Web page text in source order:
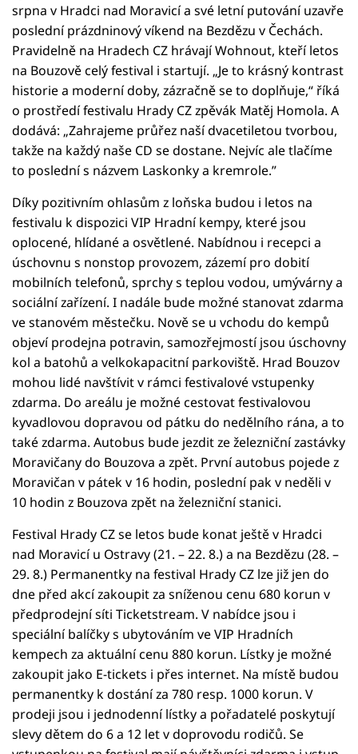
srpna v Hradci nad Moravicí a své letní putování uzavře
poslední prázdninový víkend na Bezdězu v Čechách.
Pravidelně na Hradech CZ hrávají Wohnout, kteří letos
na Bouzově celý festival i startují. „Je to krásný kontrast
historie a moderní doby, zázračně se to doplňuje,“ říká
o prostředí festivalu Hrady CZ zpěvák Matěj Homola. A
dodává: „Zahrajeme průřez naší dvacetiletou tvorbou,
takže na každý naše CD se dostane. Nejvíc ale tlačíme
to poslední s názvem Laskonky a kremrole.”
Díky pozitivním ohlasům z loňska budou i letos na
festivalu k dispozici VIP Hradní kempy, které jsou
oplocené, hlídané a osvětlené. Nabídnou i recepci a
úschovnu s nonstop provozem, zázemí pro dobití
mobilních telefonů, sprchy s teplou vodou, umývárny a
sociální zařízení. I nadále bude možné stanovat zdarma
ve stanovém městečku. Nově se u vchodu do kempů
objeví prodejna potravin, samozřejmostí jsou úschovny
kol a batohů a velkokapacitní parkoviště. Hrad Bouzov
mohou lidé navštívit v rámci festivalové vstupenky
zdarma. Do areálu je možné cestovat festivalovou
kyvadlovou dopravou od pátku do nedělního rána, a to
také zdarma. Autobus bude jezdit ze železniční zastávky
Moravičany do Bouzova a zpět. První autobus pojede z
Moravičan v pátek v 16 hodin, poslední pak v neděli v
10 hodin z Bouzova zpět na železniční stanici.
Festival Hrady CZ se letos bude konat ještě v Hradci
nad Moravicí u Ostravy (21. – 22. 8.) a na Bezdězu (28. –
29. 8.) Permanentky na festival Hrady CZ lze již jen do
dne před akcí zakoupit za sníženou cenu 680 korun v
předprodejní síti Ticketstream. V nabídce jsou i
speciální balíčky s ubytováním ve VIP Hradních
kempech za aktuální cenu 880 korun. Lístky je možné
zakoupit jako E-tickets i přes internet. Na místě budou
permanentky k dostání za 780 resp. 1000 korun. V
prodeji jsou i jednodenní lístky a pořadatelé poskytují
slevy dětem do 6 a 12 let v doprovodu rodičů. Se